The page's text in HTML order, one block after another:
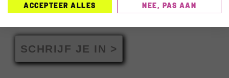
SCHRIJF JE IN >
ACCEPTEER ALLES NEE, PAS AAN